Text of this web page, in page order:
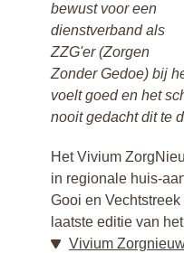
bewust voor een
dienstverband als
ZZG'er (Zorgen
Zonder Gedoe) bij
voelt goed en het
nooit gedacht dit te
Het Vivium
in regionale huis-
Gooi en
laatste editie van
Vivium